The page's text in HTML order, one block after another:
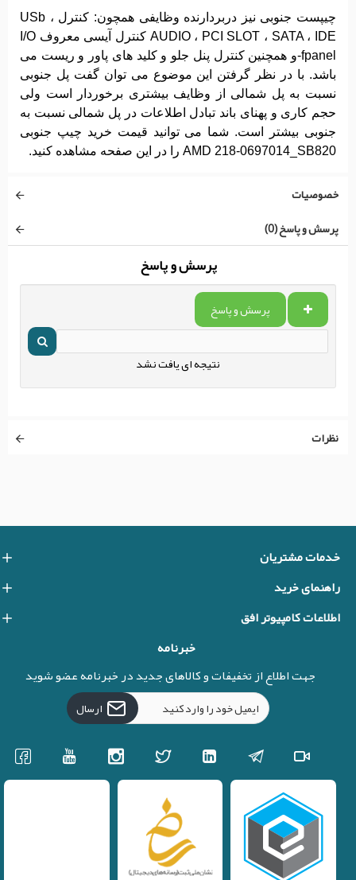
چیپست جنوبی نیز دربردارنده وظایفی همچون: کنترل USb ،
AUDIO ، PCI SLOT ، SATA ، IDE کنترل آیسی معروف I/O
fpanel-و همچنین کنترل پنل جلو و کلید های پاور و ریست می
باشد. با در نظر گرفتن این موضوع می توان گفت پل جنوبی
نسبت به پل شمالی از وظایف بیشتری برخوردار است ولی
حجم کاری و پهنای باند تبادل اطلاعات در پل شمالی نسبت به
جنوبی بیشتر است. شما می توانید قیمت خرید چیپ جنوبی
AMD 218-0697014_SB820 را در این صفحه مشاهده کنید.
خصوصیات
پرسش و پاسخ (0)
پرسش و پاسخ
پرسش و پاسخ
نتیجه ای یافت نشد
نظرات
خدمات مشتریان
راهنمای خرید
اطلاعات کامپیوتر افق
خبرنامه
جهت اطلاع از تخفیفات و کالاهای جدید در خبرنامه عضو شوید
ارسال